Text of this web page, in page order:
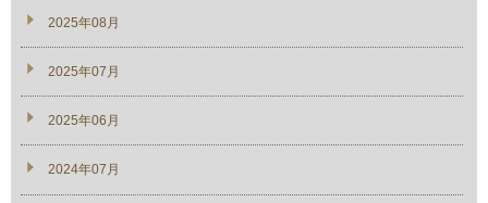
2025年08月
2025年07月
2025年06月
2024年07月